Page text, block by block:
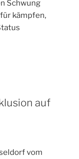
Schwung
kämpfen,
auf
vom